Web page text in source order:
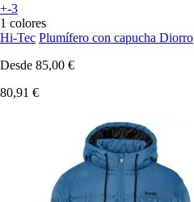
+-3
1 colores
Hi-Tec Plumífero con capucha Diorro
Desde 85,00 €
80,91 €